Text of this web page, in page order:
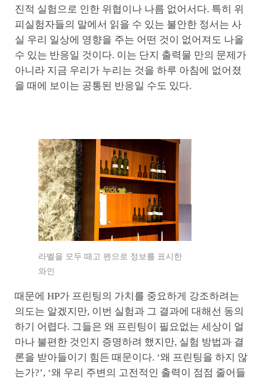
진적 실험으로 인한 위협이나 나름 없어서다. 특히 위
피실험자들의 말에서 읽을 수 있는 불안한 정서는 사
실 우리 일상에 영향을 주는 어떤 것이 없어져도 나올
수 있는 반응일 것이다. 이는 단지 출력물 만의 문제가
아니라 지금 우리가 누리는 것을 하루 아침에 없어졌
을 때에 보이는 공통된 반응일 수도 있다.
라벨을 모두 떼고 펜으로 정보를 표시한
와인
때문에 HP가 프린팅의 가치를 중요하게 강조하려는
의도는 알겠지만, 이번 실험과 그 결과에 대해선 동의
하기 어렵다. 그들은 왜 프린팅이 필요없는 세상이 얼
마나 불편한 것인지 증명하려 했지만, 실험 방법과 결
론을 받아들이기 힘든 때문이다. ‘왜 프린팅을 하지 않
는가?’, ‘왜 우리 주변의 고전적인 출력이 점점 줄어들